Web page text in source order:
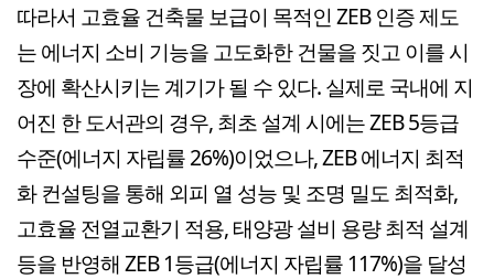
따라서 고효율 건축물 보급이 목적인 ZEB 인증 제도
는 에너지 소비 기능을 고도화한 건물을 짓고 이를 시
장에 확산시키는 계기가 될 수 있다. 실제로 국내에 지
어진 한 도서관의 경우, 최초 설계 시에는 ZEB 5등급
수준(에너지 자립률 26%)이었으나, ZEB 에너지 최적
화 컨설팅을 통해 외피 열 성능 및 조명 밀도 최적화,
고효율 전열교환기 적용, 태양광 설비 용량 최적 설계
등을 반영해 ZEB 1등급(에너지 자립률 117%)을 달성